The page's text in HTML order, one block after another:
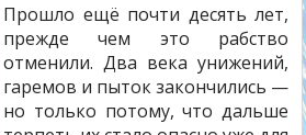
Прошло ещё почти десять лет,
прежде чем это рабство
отменили. Два века унижений,
гаремов и пыток закончились —
но только потому, что дальше